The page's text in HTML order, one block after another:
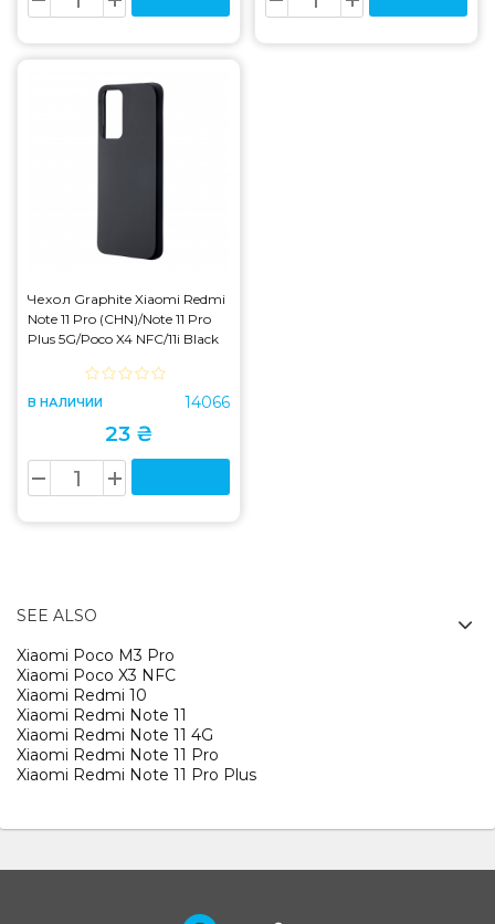
Чехол Graphite Xiaomi Redmi
Note 11 Pro (CHN)/Note 11 Pro
Plus 5G/Poco X4 NFC/11i Black
В НАЛИЧИИ 14066
23 ₴
SEE ALSO
Xiaomi Poco M3 Pro
Xiaomi Poco X3 NFC
Xiaomi Redmi 10
Xiaomi Redmi Note 11
Xiaomi Redmi Note 11 4G
Xiaomi Redmi Note 11 Pro
Xiaomi Redmi Note 11 Pro Plus